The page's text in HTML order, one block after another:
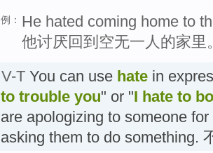
例： He hated coming home to
他讨厌回到空无一人的家里
V-T You can use hate in
to trouble you" or "I hate to
are apologizing to someone
asking them to do something.